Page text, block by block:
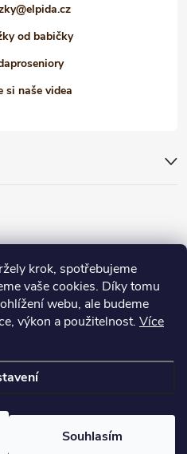
krok, spotřebujeme
vaše cookies. Díky tomu
webu, ale budeme
výkon a použitelnost. Více
Souhlasím
@elpida.cz
od babičky
si naše videa
. Všechna práva vyhrazena.